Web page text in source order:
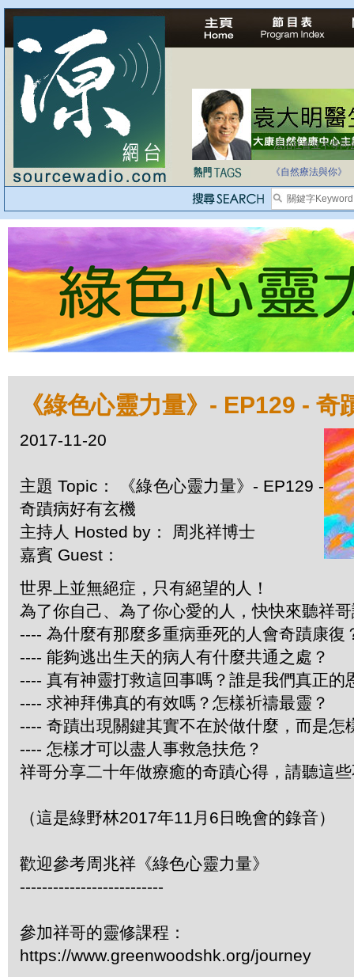
法治社會並不等同
《自然療法與你》
《綠色心靈力量》- EP129 - 奇
2017-11-20
主題 Topic： 《綠色心靈力量》- EP129 -
奇蹟病好有玄機
主持人 Hosted by： 周兆祥博士
嘉賓 Guest：
世界上並無絕症，只有絕望的人！
為了你自己、為了你心愛的人，快快來聽祥
---- 為什麼有那麼多重病垂死的人會奇蹟康復
---- 能夠逃出生天的病人有什麼共通之處？
---- 真有神靈打救這回事嗎？誰是我們真正的
---- 求神拜佛真的有效嗎？怎樣祈禱最靈？
---- 奇蹟出現關鍵其實不在於做什麼，而是怎
---- 怎樣才可以盡人事救急扶危？
祥哥分享二十年做療癒的奇蹟心得，請聽這
（這是綠野林2017年11月6日晚會的錄音）
歡迎參考周兆祥《綠色心靈力量》
--------------------------
參加祥哥的靈修課程：
https://www.greenwoodshk.org/journey